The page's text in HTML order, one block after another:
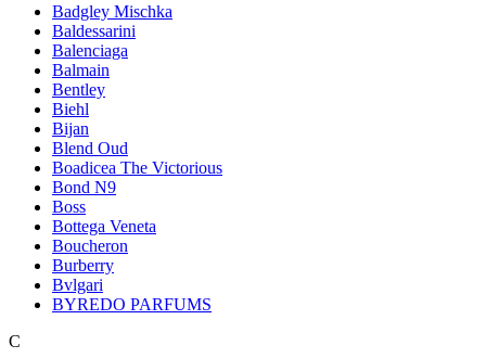
Badgley Mischka
Baldessarini
Balenciaga
Balmain
Bentley
Biehl
Bijan
Blend Oud
Boadicea The Victorious
Bond N9
Boss
Bottega Veneta
Boucheron
Burberry
Bvlgari
BYREDO PARFUMS
C